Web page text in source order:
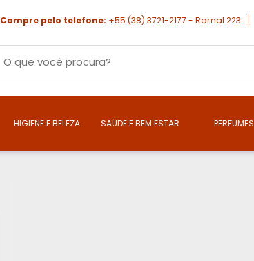
Compre pelo telefone: +55 (38) 3721-2177 - Ramal 223
HIGIENE E BELEZA SAÚDE E BEM ESTAR PERFUMES